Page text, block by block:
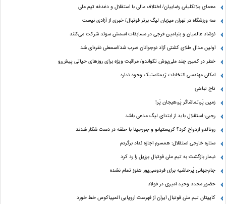
معمای بلاتکلیفی رضاییان/ اختلاف مالی با استقلال و دغدغه تیم ملی
سه ورزشگاه در تهران میزبان لیگ برتر فوتبال/ خبری از آزادی نیست
نوشاد عالمیان و بنیامین فرجی در مسابقات اسمش سوئد شرکت می‌کنند
اولین مدال طلای کشتی آزاد نوجوانان ضرب شد/اسمعلی نقره‌ای شد
خطر در کمین چند ملی‌پوش تکواندو/ مراقبت ویژه برای روزهای حیاتی پیش‌رو
امکان مهندسی انتخابات ژیمناستیک وجود ندارد
تاج تباهی
زمین پَر،تماشاگر پَر،هیجان پَر!
رجبی: استقلال باید از ابتدای لیگ مدعی باشد
رونالدو ازدواج کرد؟ کریستیانو و جورجینا با حلقه در دست شکار شدند
ستاره خارجی استقلال: همسرم اجازه نداد برگردم
نیمار بازگشت به تیم ملی فوتبال برزیل را رد کرد
جام‌جهانی پُرحاشیه برای فردوسی‌پور هنوز تمام نشده
حضور مجدد وحید امیری در فولاد
کاپیتان تیم ملی فوتبال ایران از فهرست اروپایی المپیاکوس خط خورد